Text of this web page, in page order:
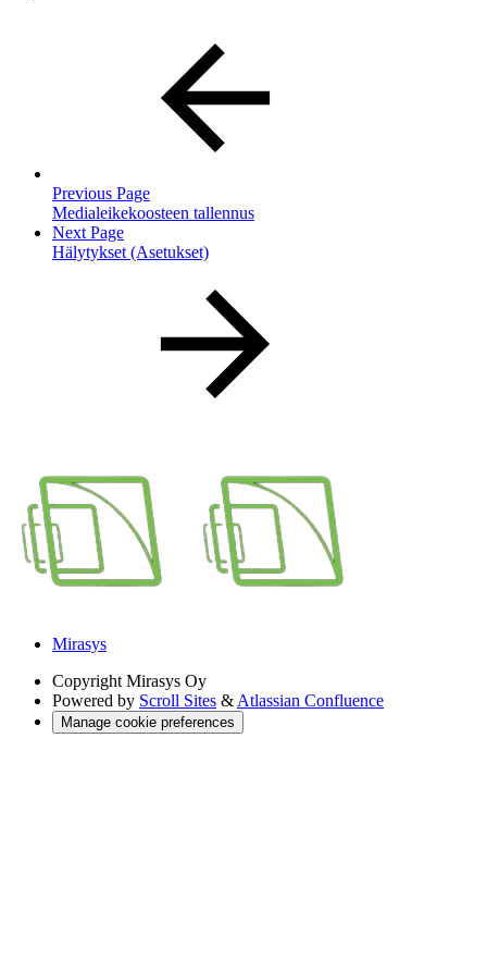
Previous Page
Medialeikekoosteen tallennus
Next Page
Hälytykset (Asetukset)
Mirasys
Copyright Mirasys Oy
Powered by Scroll Sites & Atlassian Confluence
Manage cookie preferences